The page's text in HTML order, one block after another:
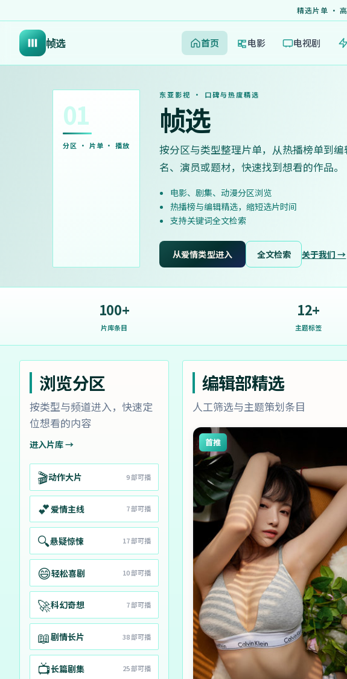
精选片单 ·
帧选 首页 电影 电视剧
01
分区 · 片单 · 播放
东亚影视 · 口碑与热度精选
帧选
按分区与类型整理片单，从热播榜单到
名、演员或题材，快速找到想看的作品。
电影、剧集、动漫分区浏览
热播榜与编辑精选，缩短选片时间
支持关键词全文检索
从爱情类型进入 全文检索 关于我们 →
100+
片库条目
12+
主题标签
浏览分区
按类型与频道进入，快速定
位想看的内容
进入片库 →
🎬动作大片 9部可播
💕爱情主线 7部可播
🔍悬疑惊悚 17部可播
😄轻松喜剧 10部可播
🚀科幻奇想 7部可播
📖剧情长片 38部可播
📺长篇剧集 25部可播
编辑部精选
人工筛选与主题策划条目
首推